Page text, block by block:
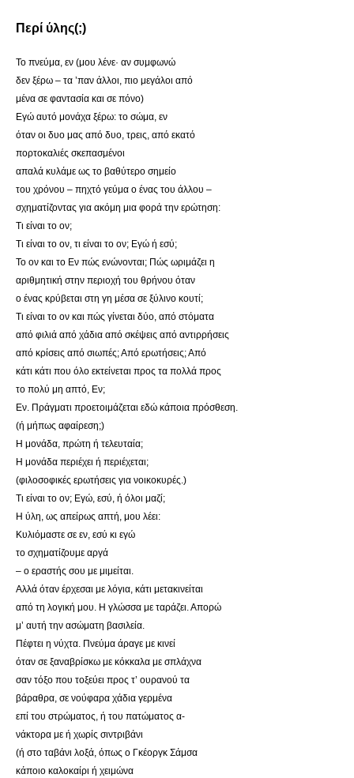
Περί ύλης(;)
Το πνεύμα, εν (μου λένε· αν συμφωνώ
δεν ξέρω – τα ’παν άλλοι, πιο μεγάλοι από
μένα σε φαντασία και σε πόνο)
Εγώ αυτό μονάχα ξέρω: το σώμα, εν
όταν οι δυo μας από δυο, τρεις, από εκατό
πορτοκαλιές σκεπασμένοι
απαλά κυλάμε ως το βαθύτερο σημείο
του χρόνου – πηχτό γεύμα ο ένας του άλλου –
σχηματίζοντας για ακόμη μια φορά την ερώτηση:
Τι είναι το ον;
Τι είναι το ον, τι είναι το ον; Εγώ ή εσύ;
Το ον και το Εν πώς ενώνονται; Πώς ωριμάζει η
αριθμητική στην περιοχή του θρήνου όταν
ο ένας κρύβεται στη γη μέσα σε ξύλινο κουτί;
Τι είναι το ον και πώς γίνεται δύο, από στόματα
από φιλιά από χάδια από σκέψεις από αντιρρήσεις
από κρίσεις από σιωπές; Από ερωτήσεις; Από
κάτι κάτι που όλο εκτείνεται προς τα πολλά προς
το πολύ μη απτό, Εν;
Εν. Πράγματι προετοιμάζεται εδώ κάποια πρόσθεση.
(ή μήπως αφαίρεση;)
Η μονάδα, πρώτη ή τελευταία;
Η μονάδα περιέχει ή περιέχεται;
(φιλοσοφικές ερωτήσεις για νοικοκυρές.)
Τι είναι το ον; Εγώ, εσύ, ή όλοι μαζί;
Η ύλη, ως απείρως απτή, μου λέει:
Κυλιόμαστε σε εν, εσύ κι εγώ
το σχηματίζουμε αργά
– ο εραστής σου με μιμείται.
Αλλά όταν έρχεσαι με λόγια, κάτι μετακινείται
από τη λογική μου. Η γλώσσα με ταράζει. Απορώ
μ’ αυτή την ασώματη βασιλεία.
Πέφτει η νύχτα. Πνεύμα άραγε με κινεί
όταν σε ξαναβρίσκω με κόκκαλα με σπλάχνα
σαν τόξο που τοξεύει προς τ’ ουρανού τα
βάραθρα, σε νούφαρα χάδια γερμένα
επί του στρώματος, ή του πατώματος α-
νάκτορα με ή χωρίς σιντριβάνι
(ή στο ταβάνι λοξά, όπως ο Γκέοργκ Σάμσα
κάποιο καλοκαίρι ή χειμώνα